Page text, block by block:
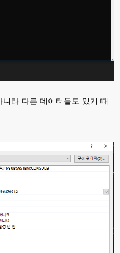
라 다른 데이터들도 있기 때